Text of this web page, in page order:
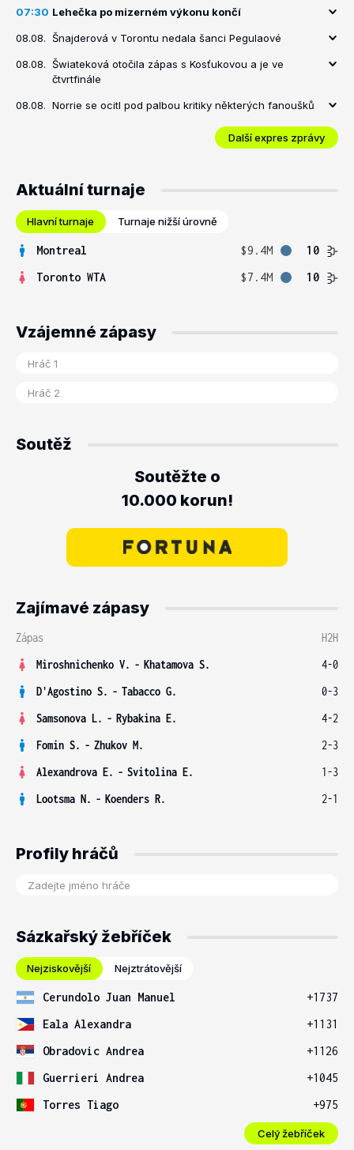
07:30 Lehečka po mizerném výkonu končí
08.08. Šnajderová v Torontu nedala šanci Pegulaové
08.08. Šwiateková otočila zápas s Kosťukovou a je ve
čtvrtfinále
08.08. Norrie se ocitl pod palbou kritiky některých fanoušků
Další expres zprávy
Aktuální turnaje
Hlavní turnaje Turnaje nižší úrovně
Montreal $9.4M
10
Toronto WTA
$7.4M 10
Vzájemné zápasy
Soutěž
Soutěžte o
10.000 korun!
Zajímavé zápasy
Zápas
H2H
Miroshnichenko V. - Khatamova S.
4-0
D'Agostino S. - Tabacco G.
0-3
Samsonova L. - Rybakina E.
4-2
Fomin S. - Zhukov M.
2-3
Alexandrova E. - Svitolina E.
1-3
Lootsma N. - Koenders R. 2-1
Profily hráčů
Sázkařský žebříček
Nejziskovější Nejztrátovější
Cerundolo Juan Manuel
+1737
Eala Alexandra
+1131
Obradovic Andrea
+1126
Guerrieri Andrea
+1045
Torres Tiago
+975
Celý žebříček